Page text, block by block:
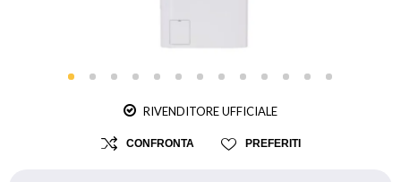
RIVENDITORE UFFICIALE
CONFRONTA PREFERITI